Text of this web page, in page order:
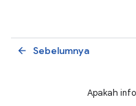
Sebelumnya
arrow_back
Apakah